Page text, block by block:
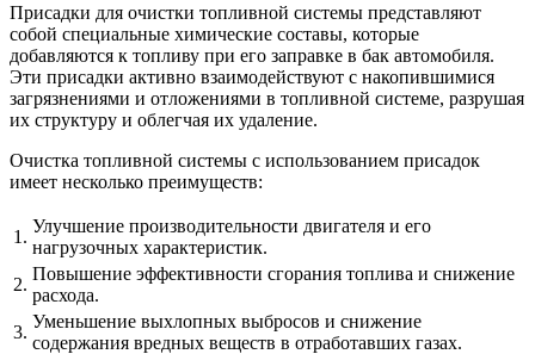
Присадки для очистки топливной системы представляют
собой специальные химические составы, которые
добавляются к топливу при его заправке в бак автомобиля.
Эти присадки активно взаимодействуют с накопившимися
загрязнениями и отложениями в топливной системе, разрушая
их структуру и облегчая их удаление.
Очистка топливной системы с использованием присадок
имеет несколько преимуществ:
1.
Улучшение производительности двигателя и его
нагрузочных характеристик.
2.
Повышение эффективности сгорания топлива и снижение
расхода.
3.
Уменьшение выхлопных выбросов и снижение
содержания вредных веществ в отработавших газах.